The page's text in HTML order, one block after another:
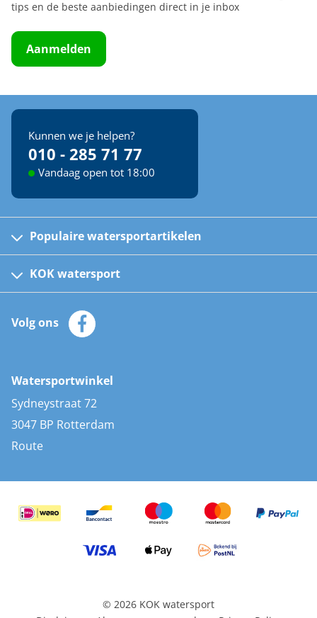
tips en de beste aanbiedingen direct in je inbox
Aanmelden
Kunnen we je helpen?
010 - 285 71 77
Vandaag open tot 18:00
Populaire watersportartikelen
Kinder reddingsvesten
Automatische reddingsvesten
Zeilkleding
Zonnepanelen
AIS transponders
Stootwillen en fenders
Bootkussens
Zwemtrappen
KOK watersport
Klantenservice
Merken
Volg ons
Watersportwinkel
Sydneystraat 72
3047 BP Rotterdam
Route
© 2026 KOK watersport